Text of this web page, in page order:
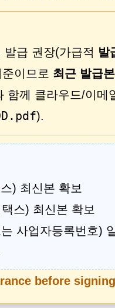
급 권장(가급적 발
이므로 최근 발급본
함께 클라우드/이메
).
) 최신본 확보
스) 최신본 확보
사업자등록번호)
before signing